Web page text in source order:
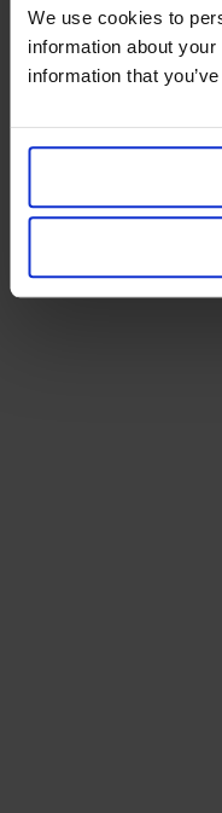
We use cookies to
information about
information that